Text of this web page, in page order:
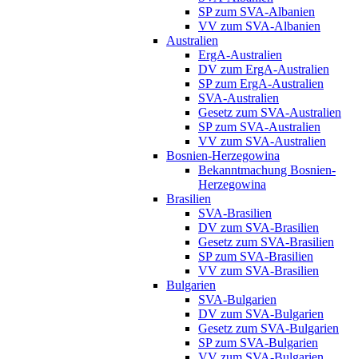
SP zum SVA-Albanien
VV zum SVA-Albanien
Australien
ErgA-Australien
DV zum ErgA-Australien
SP zum ErgA-Australien
SVA-Australien
Gesetz zum SVA-Australien
SP zum SVA-Australien
VV zum SVA-Australien
Bosnien-Herzegowina
Bekanntmachung Bosnien-
Herzegowina
Brasilien
SVA-Brasilien
DV zum SVA-Brasilien
Gesetz zum SVA-Brasilien
SP zum SVA-Brasilien
VV zum SVA-Brasilien
Bulgarien
SVA-Bulgarien
DV zum SVA-Bulgarien
Gesetz zum SVA-Bulgarien
SP zum SVA-Bulgarien